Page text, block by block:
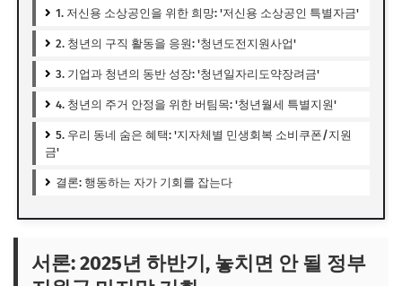
1. 저신용 소상공인을 위한 희망: '저신용 소상공인 특별자금'
2. 청년의 구직 활동을 응원: '청년도전지원사업'
3. 기업과 청년의 동반 성장: '청년일자리도약장려금'
4. 청년의 주거 안정을 위한 버팀목: '청년월세 특별지원'
5. 우리 동네 숨은 혜택: '지자체별 민생회복 소비쿠폰/지원
금'
결론: 행동하는 자가 기회를 잡는다
서론: 2025년 하반기, 놓치면 안 될 정부